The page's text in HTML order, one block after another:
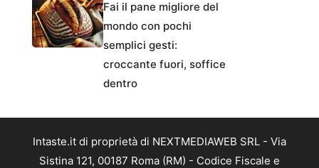
Fai il pane migliore del
mondo con pochi
semplici gesti:
croccante fuori, soffice
dentro
Intaste.it di proprietà di NEXTMEDIAWEB SRL - Via
Sistina 121, 00187 Roma (RM) - Codice Fiscale e